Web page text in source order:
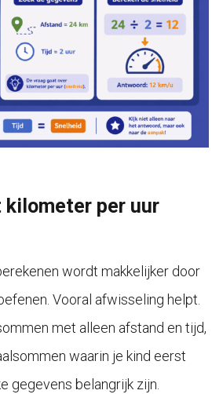
kilometer per uur
wordt makkelijker door
Vooral afwisseling helpt.
met alleen afstand en tijd,
waarin je kind eerst
gegevens belangrijk zijn.